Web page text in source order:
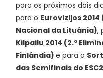
para os próximos dois
para o Eurovizijos
Nacional da Lituânia),
Kilpailu 2014 (2.º
Finlândia) e para o
das Semifinais do